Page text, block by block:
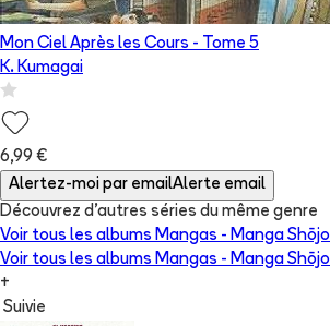
Mon Ciel Après les Cours - Tome 5
K. Kumagai
6,99 €
Alertez-moi par emailAlerte email
Découvrez d'autres séries du même genre
Voir tous les albums Mangas - Manga Shōjo
Voir tous les albums Mangas - Manga Shōjo
+
Suivie